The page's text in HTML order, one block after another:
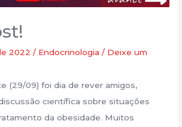
2022/ Endocrinologia / Deixe um
(29/09) foi dia de rever amigos,
científica sobre situações
da obesidade. Muitos